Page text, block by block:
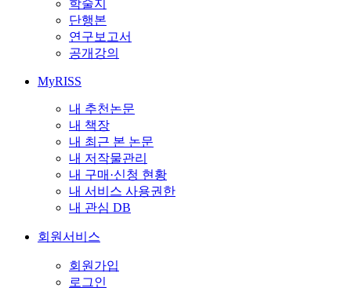
학술지
단행본
연구보고서
공개강의
MyRISS
내 추천논문
내 책장
내 최근 본 논문
내 저작물관리
내 구매·신청 현황
내 서비스 사용권한
내 관심 DB
회원서비스
회원가입
로그인